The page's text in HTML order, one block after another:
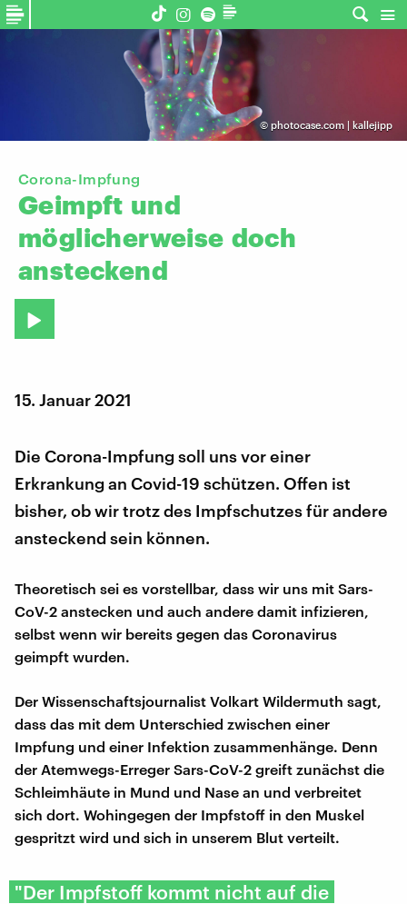
© photocase.com | kallejipp
Corona-Impfung
Geimpft und
möglicherweise doch
ansteckend
15. Januar 2021
Die Corona-Impfung soll uns vor einer
Erkrankung an Covid-19 schützen. Offen ist
bisher, ob wir trotz des Impfschutzes für andere
ansteckend sein können.
Theoretisch sei es vorstellbar, dass wir uns mit Sars-
CoV-2 anstecken und auch andere damit infizieren,
selbst wenn wir bereits gegen das Coronavirus
geimpft wurden.
Der Wissenschaftsjournalist Volkart Wildermuth sagt,
dass das mit dem Unterschied zwischen einer
Impfung und einer Infektion zusammenhänge. Denn
der Atemwegs-Erreger Sars-CoV-2 greift zunächst die
Schleimhäute in Mund und Nase an und verbreitet
sich dort. Wohingegen der Impfstoff in den Muskel
gespritzt wird und sich in unserem Blut verteilt.
"Der Impfstoff kommt nicht auf die